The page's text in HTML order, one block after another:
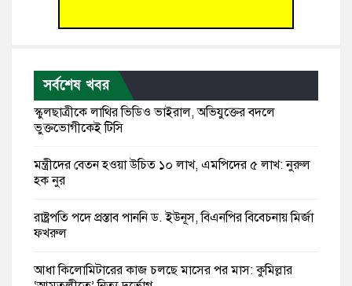
সর্বশেষ খবর
স্কুলছাত্রীকে লাথির ভিডিও ভাইরাল, অভিযুক্তের বদলে
ভুক্তভোগীকেই টিসি
মন্ত্রীদের বেতন হওয়া উচিত ১০ লাখ, এমপিদের ৫ লাখ: নুরুল
হক নুর
রাষ্ট্রপতি পদে প্রস্তাব পাননি ড. ইউনূস, বিএনপির বিবেচনায় মির্জা
ফখরুল
আধা কিলোমিটারের কাজ চলছে মাসের পর মাস: কুমিল্লার